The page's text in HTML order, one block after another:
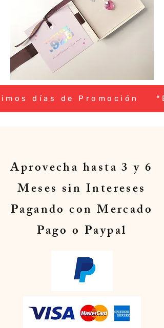
días de Promoción
Aprovecha hasta 3 y 6
Meses sin Intereses
Pagando con Mercado
Pago o Paypal